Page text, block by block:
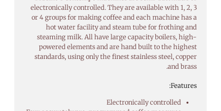
electronically controlled. They are available with 1, 2, 3
or 4 groups for making coffee and each machine has a
hot water facility and steam tube for frothing and
steaming milk. All have large capacity boilers, high-
powered elements and are hand built to the highest
standards, using only the finest stainless steel, copper
and brass.
Features:
Electronically controlled